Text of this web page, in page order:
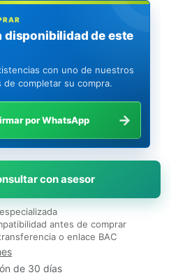
disponibilidad de este
con uno de nuestros
de completar su compra.
por WhatsApp →
con asesor
antes de comprar
o enlace BAC
de 30 días